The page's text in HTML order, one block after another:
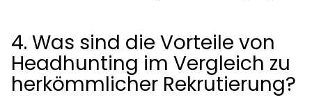
4. Was sind die Vorteile von
Headhunting im Vergleich zu
herkömmlicher Rekrutierung?